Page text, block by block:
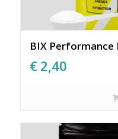
BIX Performance
€ 2,40